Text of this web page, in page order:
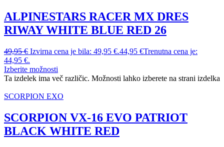
ALPINESTARS RACER MX DRES
RIWAY WHITE BLUE RED 26
49,95€ Izvirna cena je bila: 49,95 €.44,95 €Trenutna cena je:
44,95 €.
Izberite možnosti
Ta izdelek ima več različic. Možnosti lahko izberete na strani izdelka
SCORPION EXO
SCORPION VX-16 EVO PATRIOT
BLACK WHITE RED